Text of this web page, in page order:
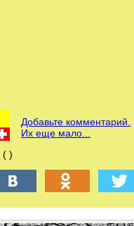
Добавьте комментарий.
Их еще мало...
( )